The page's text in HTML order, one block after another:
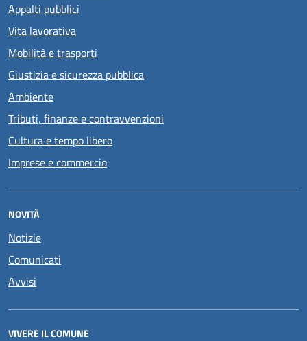
Appalti pubblici
Vita lavorativa
Mobilità e trasporti
Giustizia e sicurezza pubblica
Ambiente
Tributi, finanze e contravvenzioni
Cultura e tempo libero
Imprese e commercio
NOVITÀ
Notizie
Comunicati
Avvisi
VIVERE IL COMUNE